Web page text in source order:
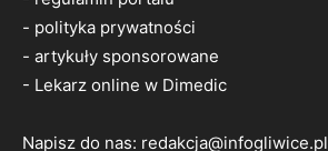
- polityka prywatności
- artykuły sponsorowane
- Lekarz online w Dimedic
Napisz do nas: redakcja@infogliwice.pl